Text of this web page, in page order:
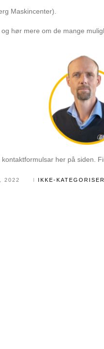
Maskincenter).
og hør mere om de mange
her på siden.
2022 I IKKE-